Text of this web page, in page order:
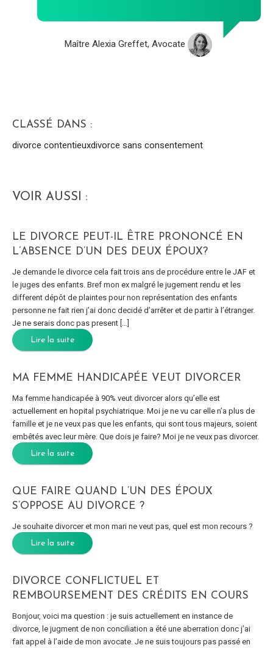
Maître Alexia Greffet, Avocate
CLASSÉ DANS :
divorce contentieuxdivorce sans consentement
VOIR AUSSI :
LE DIVORCE PEUT-IL ÊTRE PRONONCÉ EN
L’ABSENCE D’UN DES DEUX ÉPOUX?
Je demande le divorce cela fait trois ans de procédure entre le JAF et
le juges des enfants. Bref mon ex malgré le jugement rendu et les
different dépôt de plaintes pour non représentation des enfants
personne ne fait rien j’ai donc decidé d’arrêter et de partir à l’étranger.
Je ne serais donc pas present […]
Lire la suite
MA FEMME HANDICAPÉE VEUT DIVORCER
Ma femme handicapée à 90% veut divorcer alors qu’elle est
actuellement en hopital psychiatrique. Moi je ne vu car elle n’a plus de
famille et je ne veux pas que les enfants, qui sont tous majeurs, soient
embêtés avec leur mère. Que dois je faire? Moi je ne veux pas divorcer.
Lire la suite
QUE FAIRE QUAND L’UN DES ÉPOUX
S’OPPOSE AU DIVORCE ?
Je souhaite divorcer et mon mari ne veut pas, quel est mon recours ?
Lire la suite
DIVORCE CONFLICTUEL ET
REMBOURSEMENT DES CRÉDITS EN COURS
Bonjour, voici ma question : je suis actuellement en instance de
divorce, le jugment de non conciliation a été une aberration donc j’ai
fait appel à l’aide de mon avocate. Je ne suis toujours pas passé en